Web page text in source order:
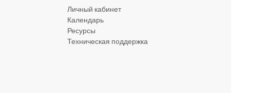
Личный кабинет
Календарь
Ресурсы
Техническая поддержка